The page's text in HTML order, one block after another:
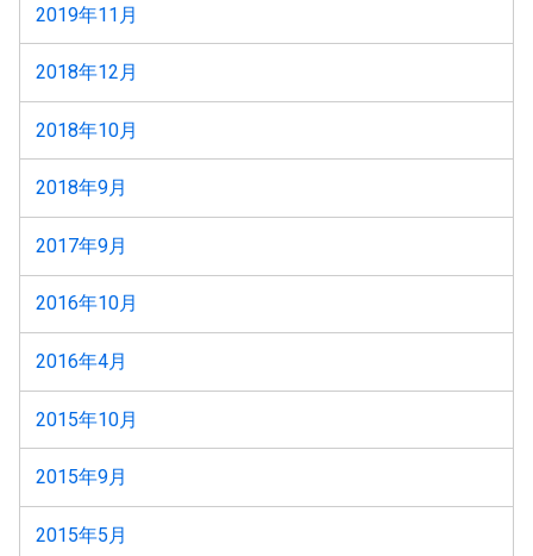
2019年11月
2018年12月
2018年10月
2018年9月
2017年9月
2016年10月
2016年4月
2015年10月
2015年9月
2015年5月